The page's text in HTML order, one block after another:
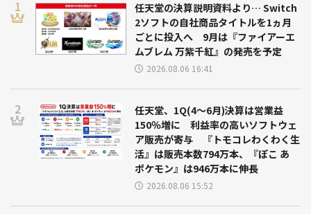
任天堂の決算説明資料より… Switch
2ソフトの自社商品タイトルを1ヵ月
ごとに投入へ 9月は『ファイアーエ
ムブレム 万紫千紅』の発売を予定
2026.08.06 16:41
任天堂、1Q(4～6月)決算は営業益
150％増に 利益率の高いソフトウェ
ア販売が寄与 『トモコレわくわく生
活』は販売本数794万本、『ぽこ あ
ポケモン』は946万本に伸長
2026.08.06 15:52